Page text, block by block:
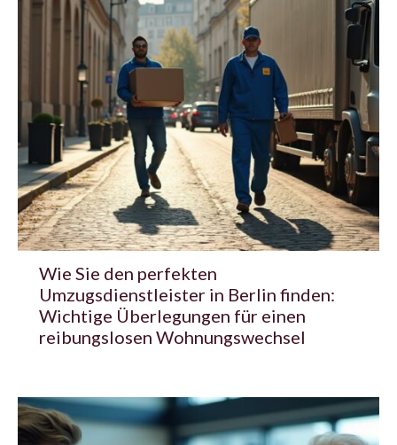
Wie Sie den perfekten
Umzugsdienstleister in Berlin finden:
Wichtige Überlegungen für einen
reibungslosen Wohnungswechsel